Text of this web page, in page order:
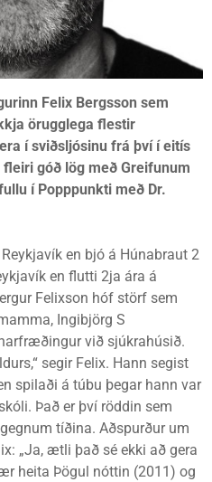
Felix Bergsson sem
örugglega flestir
í sviðsljósinu frá því í eitís
góð lög með Greifunum
í Popppunkti með Dr.
en bjó á Húnabraut 2
en flutti 2ja ára á
Felixson hóf störf sem
Ingibjörg S
við sjúkrahúsið.
segir Felix. Hann segist
spilaði á túbu þegar hann var
Það er því röddin sem
tíðina. Aðspurður um
„Ja, ætli það sé ekki að gera
heita Þögul nóttin (2011) og